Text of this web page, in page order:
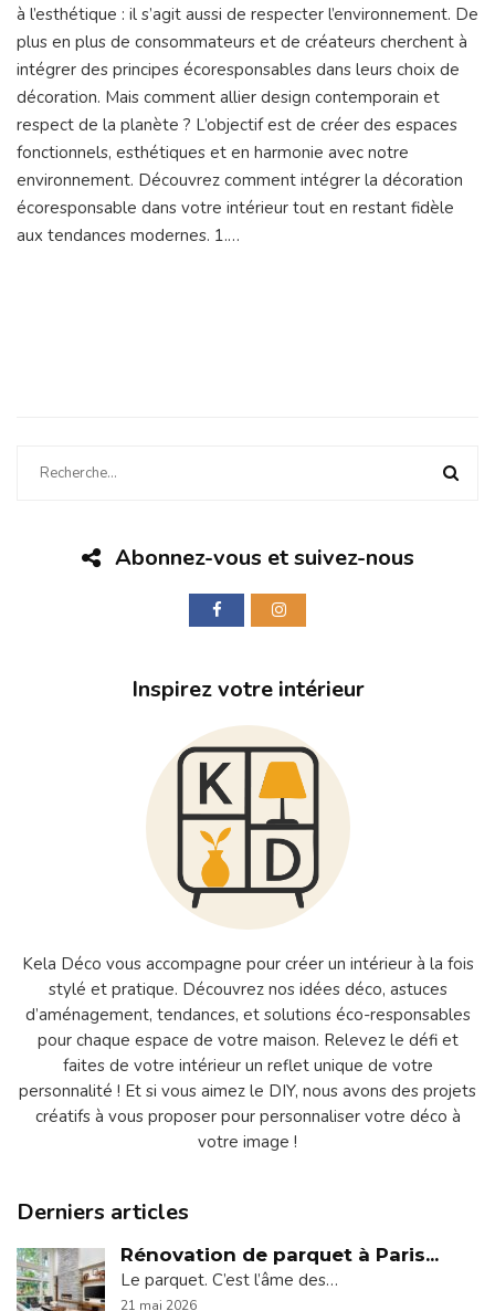
à l’esthétique : il s’agit aussi de respecter l’environnement. De
plus en plus de consommateurs et de créateurs cherchent à
intégrer des principes écoresponsables dans leurs choix de
décoration. Mais comment allier design contemporain et
respect de la planète ? L’objectif est de créer des espaces
fonctionnels, esthétiques et en harmonie avec notre
environnement. Découvrez comment intégrer la décoration
écoresponsable dans votre intérieur tout en restant fidèle
aux tendances modernes. 1.…
Abonnez-vous et suivez-nous
Inspirez votre intérieur
Kela Déco vous accompagne pour créer un intérieur à la fois
stylé et pratique. Découvrez nos idées déco, astuces
d’aménagement, tendances, et solutions éco-responsables
pour chaque espace de votre maison. Relevez le défi et
faites de votre intérieur un reflet unique de votre
personnalité ! Et si vous aimez le DIY, nous avons des projets
créatifs à vous proposer pour personnaliser votre déco à
votre image !
Derniers articles
Rénovation de parquet à Paris...
Le parquet. C’est l’âme des…
21 mai 2026